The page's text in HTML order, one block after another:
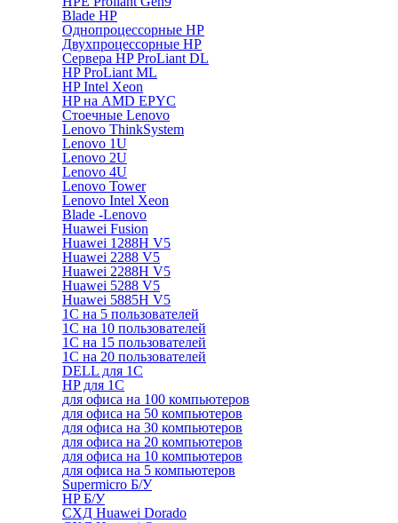
Blade HP
Однопроцессорные HP
Двухпроцессорные HP
Сервера HP ProLiant DL
HP ProLiant ML
HP Intel Xeon
HP на AMD EPYC
Стоечные Lenovo
Lenovo ThinkSystem
Lenovo 1U
Lenovo 2U
Lenovo 4U
Lenovo Tower
Lenovo Intel Xeon
Blade -Lenovo
Huawei Fusion
Huawei 1288H V5
Huawei 2288 V5
Huawei 2288H V5
Huawei 5288 V5
Huawei 5885H V5
1С на 5 пользователей
1С на 10 пользователей
1С на 15 пользователей
1С на 20 пользователей
DELL для 1С
HP для 1С
для офиса на 100 компьютеров
для офиса на 50 компьютеров
для офиса на 30 компьютеров
для офиса на 20 компьютеров
для офиса на 10 компьютеров
для офиса на 5 компьютеров
Supermicro Б/У
HP Б/У
СХД Huawei Dorado